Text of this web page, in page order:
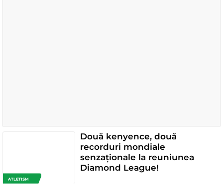
ATLETISM
Două kenyence, două
recorduri mondiale
senzaționale la reuniunea
Diamond League!